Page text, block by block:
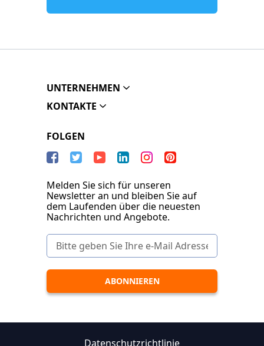
UNTERNEHMEN
KONTAKTE
FOLGEN
Melden Sie sich für unseren
Newsletter an und bleiben Sie auf
dem Laufenden über die neuesten
Nachrichten und Angebote.
Datenschutzrichtlinie